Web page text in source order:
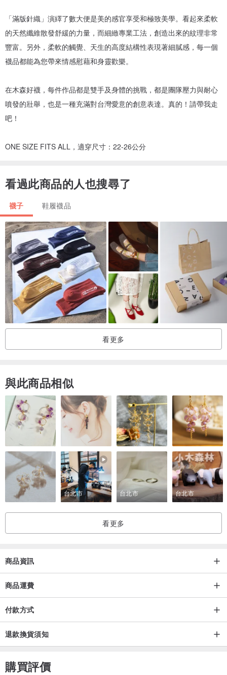
「滿版針織」演繹了數大便是美的感官享受和極致美學。看起來柔軟
的天然纖維散發舒緩的力量，而細緻專業工法，創造出來的紋理非常
豐富。另外，柔軟的觸覺、天生的高度結構性表現著細膩感，每一個
襪品都能為您帶來情感慰藉和身靈歡樂。
在木森好襪，每件作品都是雙手及身體的挑戰，都是團隊壓力與耐心
噴發的壯舉，也是一種充滿對台灣愛意的創意表達。真的！請帶我走
吧！
ONE SIZE FITS ALL，適穿尺寸：22-26公分
看過此商品的人也搜尋了
襪子 鞋履襪品
看更多
與此商品相似
台北市 台北市 台北市
看更多
商品資訊
商品運費
付款方式
退款換貨須知
購買評價